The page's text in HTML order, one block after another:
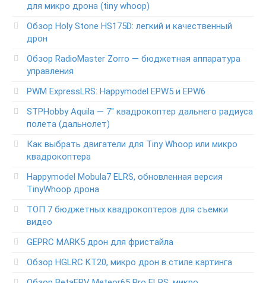
для микро дрона (tiny whoop)
Обзор Holy Stone HS175D: легкий и качественный
дрон
Обзор RadioMaster Zorro — бюджетная аппаратура
управления
PWM ExpressLRS: Happymodel EPW5 и EPW6
STPHobby Aquila — 7″ квадрокоптер дальнего радиуса
полета (дальнолет)
Как выбрать двигатели для Tiny Whoop или микро
квадрокоптера
Happymodel Mobula7 ELRS, обновленная версия
TinyWhoop дрона
ТОП 7 бюджетных квадрокоптеров для съемки
видео
GEPRC MARK5 дрон для фристайла
Обзор HGLRC KT20, микро дрон в стиле картинга